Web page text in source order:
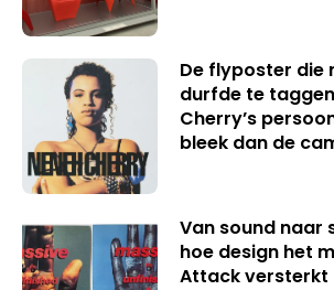
De flyposter die
durfde te
Cherry’s
bleek dan de
Van sound naar
hoe design het
Attack versterkt